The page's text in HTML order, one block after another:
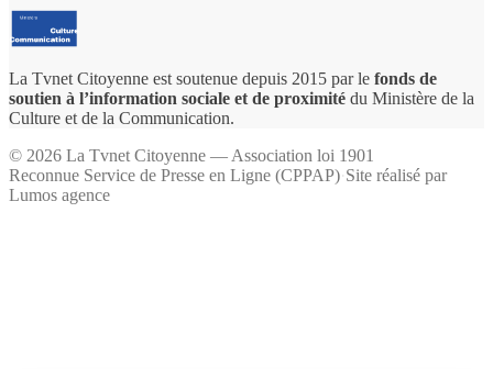
La Tvnet Citoyenne est soutenue depuis 2015 par le fonds de
soutien à l’information sociale et de proximité du Ministère de la
Culture et de la Communication.
© 2026 La Tvnet Citoyenne — Association loi 1901
Reconnue Service de Presse en Ligne (CPPAP)·Site réalisé par
Lumos agence